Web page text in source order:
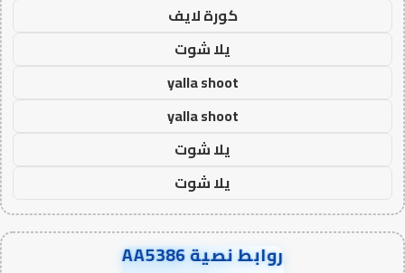
كورة لايف
يلا شوت
yalla shoot
yalla shoot
يلا شوت
يلا شوت
روابط نصية AA5386